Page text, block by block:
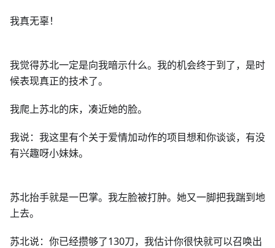
我真无辜！
我觉得苏北一定是向我暗示什么。我的机会终于到了，是时
候表现真正的技术了。
我爬上苏北的床，凑近她的脸。
我说：我这里有个关于爱情加动作的项目想和你谈谈，有没
有兴趣呀小妹妹。
苏北抬手就是一巴掌。我左脸被打肿。她又一脚把我踹到地
上去。
苏北说：你已经攒够了130刀，我估计你很快就可以召唤出